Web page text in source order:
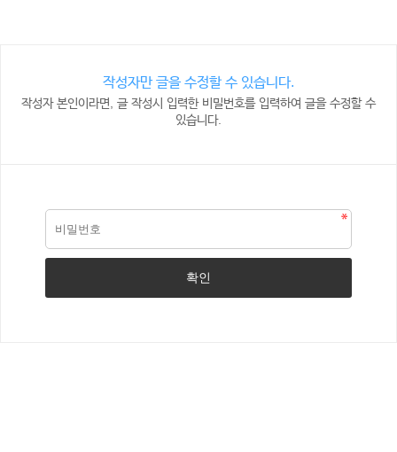
작성자만 글을 수정할 수 있습니다.
작성자 본인이라면, 글 작성시 입력한 비밀번호를 입력하여 글을 수정할 수
있습니다.